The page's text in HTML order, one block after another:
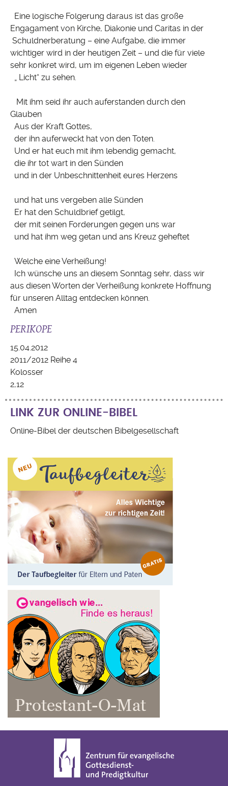
Eine logische Folgerung daraus ist das große
Engagament von Kirche, Diakonie und Caritas in der
Schuldnerberatung – eine Aufgabe, die immer
wichtiger wird in der heutigen Zeit – und die für viele
sehr konkret wird, um im eigenen Leben wieder
„ Licht“ zu sehen.
Mit ihm seid ihr auch auferstanden durch den
Glauben
Aus der Kraft Gottes,
der ihn auferweckt hat von den Toten.
Und er hat euch mit ihm lebendig gemacht,
die ihr tot wart in den Sünden
und in der Unbeschnittenheit eures Herzens
und hat uns vergeben alle Sünden
Er hat den Schuldbrief getilgt,
der mit seinen Forderungen gegen uns war
und hat ihm weg getan und ans Kreuz geheftet
Welche eine Verheißung!
Ich wünsche uns an diesem Sonntag sehr, dass wir
aus diesen Worten der Verheißung konkrete Hoffnung
für unseren Alltag entdecken können.
Amen
PERIKOPE
15.04.2012
2011/2012 Reihe 4
Kolosser
2,12
LINK ZUR ONLINE-BIBEL
Online-Bibel der deutschen Bibelgesellschaft